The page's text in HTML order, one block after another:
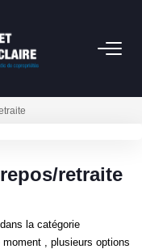
retraite
la catégorie
, plusieurs options